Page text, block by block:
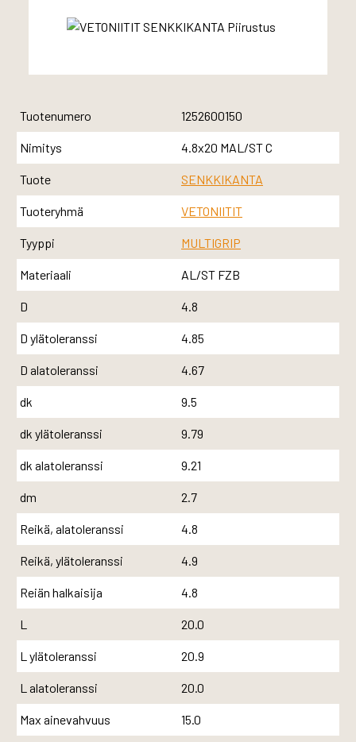
Tuotenumero 1252600150
Nimitys 4.8x20 MAL/ST C
Tuote SENKKIKANTA
Tuoteryhmä VETONIITIT
Tyyppi MULTIGRIP
Materiaali AL/ST FZB
D 4.8
D ylätoleranssi 4.85
D alatoleranssi 4.67
dk 9.5
dk ylätoleranssi 9.79
dk alatoleranssi 9.21
dm 2.7
Reikä, alatoleranssi 4.8
Reikä, ylätoleranssi 4.9
Reiän halkaisija 4.8
L 20.0
L ylätoleranssi 20.9
L alatoleranssi 20.0
Max ainevahvuus 15.0